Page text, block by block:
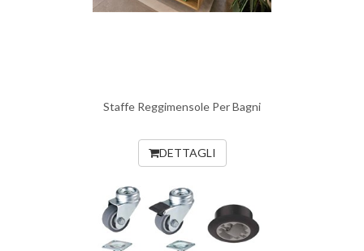
Staffe Reggimensole Per Bagni
DETTAGLI